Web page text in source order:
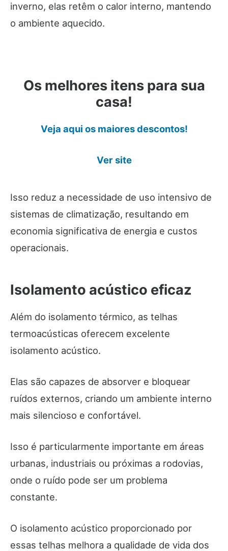
inverno, elas retêm o calor interno, mantendo
o ambiente aquecido.
Os melhores itens para sua
casa!
Veja aqui os maiores descontos!
Ver site
Isso reduz a necessidade de uso intensivo de
sistemas de climatização, resultando em
economia significativa de energia e custos
operacionais.
Isolamento acústico eficaz
Além do isolamento térmico, as telhas
termoacústicas oferecem excelente
isolamento acústico.
Elas são capazes de absorver e bloquear
ruídos externos, criando um ambiente interno
mais silencioso e confortável.
Isso é particularmente importante em áreas
urbanas, industriais ou próximas a rodovias,
onde o ruído pode ser um problema
constante.
O isolamento acústico proporcionado por
essas telhas melhora a qualidade de vida dos